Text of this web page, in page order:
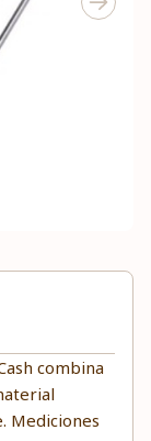
combina
Mediciones